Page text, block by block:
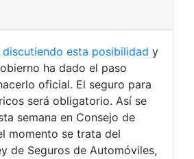
discutiendo esta posibilidad y
ha dado el paso
oficial. El seguro para
será obligatorio. Así se
semana en Consejo de
momento se trata del
de Seguros de Automóviles,